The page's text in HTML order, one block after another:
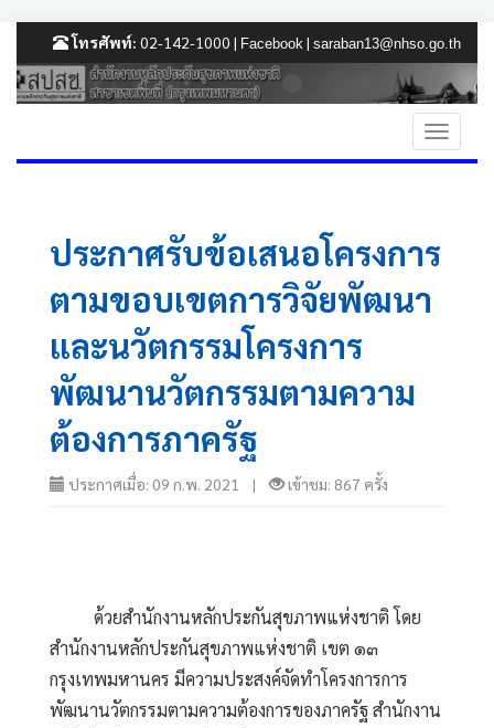
โทรศัพท์: 02-142-1000 | Facebook | saraban13@nhso.go.th
ประกาศรับข้อเสนอโครงการ
ตามขอบเขตการวิจัยพัฒนา
และนวัตกรรมโครงการ
พัฒนานวัตกรรมตามความ
ต้องการภาครัฐ
ประกาศเมื่อ: 09 ก.พ. 2021 | เข้าชม: 867 ครั้ง
ด้วยสำนักงานหลักประกันสุขภาพแห่งชาติ โดย
สำนักงานหลักประกันสุขภาพแห่งชาติ เขต ๑๓
กรุงเทพมหานคร มีความประสงค์จัดทำโครงการการ
พัฒนานวัตกรรมตามความต้องการของภาครัฐ สำนักงาน